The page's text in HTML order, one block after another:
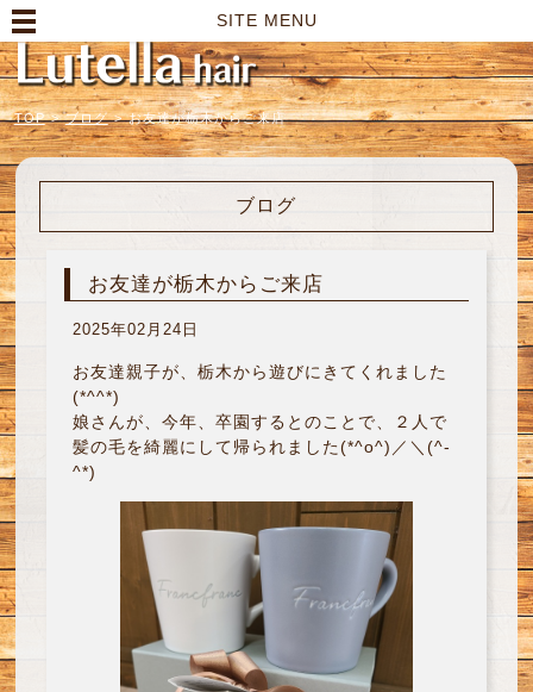
SITE MENU
TOP > ブログ > お友達が栃木からご来店
ブログ
お友達が栃木からご来店
2025年02月24日
お友達親子が、栃木から遊びにきてくれました
(*^^*)
娘さんが、今年、卒園するとのことで、２人で
髪の毛を綺麗にして帰られました(*^o^)／＼(^-
^*)